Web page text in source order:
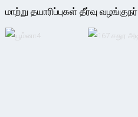
மாற்று தயாரிப்புகள் தீர்வு வழங்குநர்